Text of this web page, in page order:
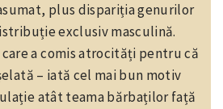
plus dispariția genurilor
exclusiv masculină.
care a comis atrocități pentru că
– iată cel mai bun motiv
atât teama bărbaților față